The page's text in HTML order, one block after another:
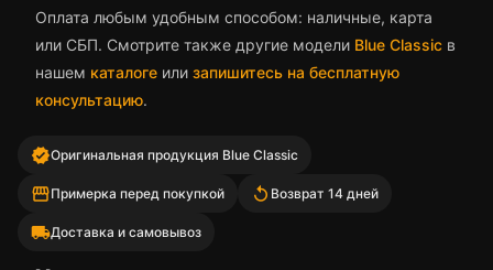
Оплата любым удобным способом: наличные, карта
или СБП. Смотрите также другие модели Blue Classic в
нашем каталоге или запишитесь на бесплатную
консультацию.
verifiedОригинальная продукция Blue Classic
storefrontПримерка перед покупкой replay Возврат 14 дней
local_shippingДоставка и самовывоз